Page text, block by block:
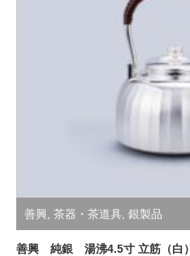
善興 茶器・茶道具 銀製品
善興 純銀 湯沸4.5寸 立筋（白）